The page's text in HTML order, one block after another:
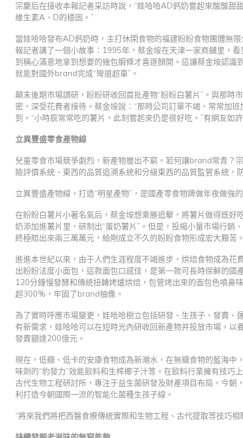
宗慶后在接收本報記者采訪時說，“娃哈哈AD鈣奶嘗起來酸酸
維生素A、D的穩固。”
當娃哈哈發布AD鈣奶時，主打休閑食物的福建盼盼食物團體無
報記者講了一個小故事：1995年，蔡金垵在天津一家商舖里，
到稱心滿意地拿到想要的幾包蝦條才喜逐顏開。這讓蔡金垵認識
就能對國外brand完成“彎道超車”。
顛末後期市場調研，盼盼研收回首批產物“盼盼白薯片”。與那
密，深受花費者接待。蔡金垵說：“那時公司訂單不竭，常常加
到。“小時辰常常吃的薯片，此刻嘗起來仍是很好吃。”有網友如
立異豐盛零食產物線
兒童零食市場競爭劇烈，新產物層出不窮。若何讓brand常青？
險評價系統、東西的品質追溯系統和分級東西的品質監管系統，
立異豐盛產物線，打造“明星產物”，是國產零食物牌做年夜做強
在盼盼白薯片小著名氣后，蔡金垵想乘勝追擊，將薯片做得既
奶添加進薯片里，研制出“蛋奶薯片”。但是，投縮小量市場行銷
終極賠出來兩三萬萬元，給剛成立不久的盼盼食物形成宏大艱苦
進進本世紀以來，由于人們生涯程度不竭進步，烘焙食物成為花
出盼盼法度小面包，這款面包口感佳，是第一款可長時保鮮的
120分鐘慢發酵和傳統扭轉烤爐烘焙，包管烤出來的面包色噴鼻
超300%，牢固了brand抽像。
為了實時呼應市場變更，娃哈哈樹立包括研發、生孩子、發賣
有新需求，娃哈哈可以在短時光內研收回新產物并投放市場。
發賣額達200億元。
現在，低糖、低卡的安康食物成為新潮水，在無糖食物的藍海
味劑的“豹發力”效能飲料和生榨椰子汁等。在飲料行業擁有技
古代生物工程研討所，專注于益生菌研發及財產項目布局。今
利打造今朝國際一流的智能化菌種生孩子線。
“將來我們將把西醫食療傳統實際和生物工程、古代提取等技巧